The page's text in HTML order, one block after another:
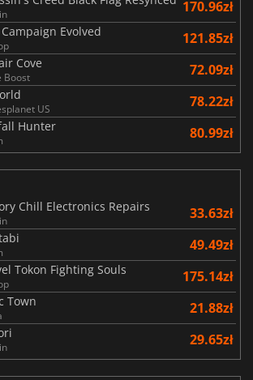
170.96zł
Evolved 121.85zł
Cove
Boost 72.09zł
US 78.22zł
Hunter 80.99zł
Chill Electronics Repairs
33.63zł
49.49zł
Tokon Fighting Souls 175.14zł
Town 21.88zł
29.65zł